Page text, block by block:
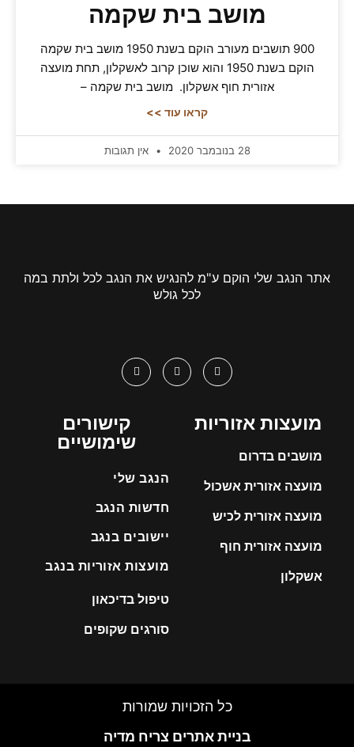
מושב בית שקמה
900 תושבים מעורב הוקם בשנת 1950 מושב בית שקמה
הוקם בשנת 1950 והוא שוכן קרוב לאשקלון, תחת מועצה
אזורית חוף אשקלון. מושב בית שקמה –
קראו עוד >>
28 בנובמבר 2020 אין תגובות
אתר הנגב שלי הוקם ע"מ להנגיש את הנגב לכל ולתת במה
לכל גולש
מועצות אזוריות
מושבים בדרום
מועצה אזורית אשכול
מועצה אזורית לכיש
מועצה אזורית חוף
אשקלון
קישורים
שימושיים
הנגב שלי
חדשות הנגב
יישובים בנגב
מועצות אזוריות בנגב
טיפול בדיכאון
סורגים שקופים
כל הזכויות שמורות
בניית אתרים צריח מדיה